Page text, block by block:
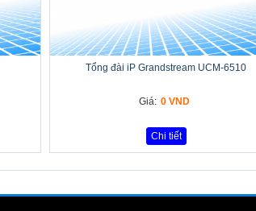
Tổng đài iP Grandstream UCM-6510
Giá: 0 VND
Chi tiết